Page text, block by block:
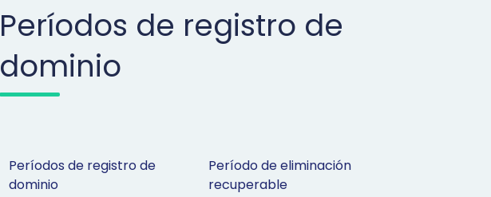
Períodos de registro de
dominio
Períodos de registro de
dominio
Período de eliminación
recuperable